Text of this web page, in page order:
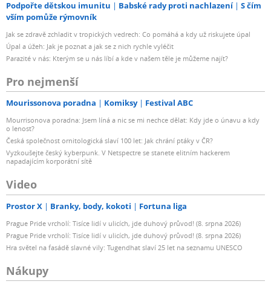
Podpořte dětskou imunitu Babské rady proti nachlazení
S čím
vším pomůže rýmovník
Jak se zdravě zchladit v tropických vedrech: Co pomáhá a kdy už riskujete úpal
Úpal a úžeh: Jak je poznat a jak se z nich rychle vyléčit
Parazité v nás: Kterým se u nás líbí a kde v našem těle je můžeme najít?
Pro nejmenší
Mourissonova poradna Komiksy Festival ABC
Mourrisonova poradna: Jsem líná a nic se mi nechce dělat: Kdy jde o únavu a kdy
o lenost?
Česká společnost ornitologická slaví 100 let: Jak chrání ptáky v ČR?
Vyzkoušejte český kyberpunk. V Netspectre se stanete elitním hackerem
napadajícím korporátní sítě
Video
Prostor X Branky, body, kokoti Fortuna liga
Prague Pride vrcholí: Tisíce lidí v ulicích, jde duhový průvod! (8. srpna 2026)
Prague Pride vrcholí: Tisíce lidí v ulicích, jde duhový průvod! (8. srpna 2026)
Hra světel na fasádě slavné vily: Tugendhat slaví 25 let na seznamu UNESCO
Nákupy